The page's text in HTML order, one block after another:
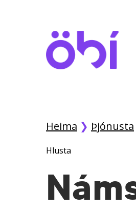
Heima ❯ Þjónusta
Hlusta